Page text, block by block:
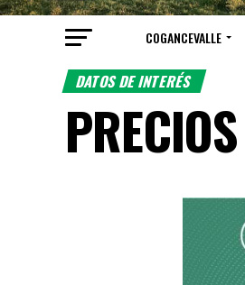
COGANCEVALLE
DATOS DE INTERÉS